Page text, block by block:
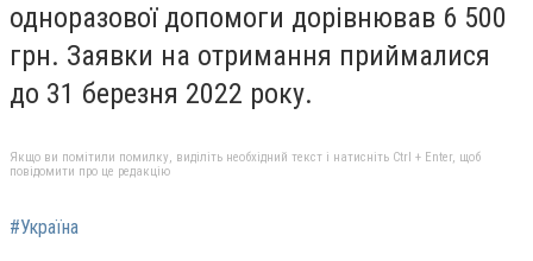
одноразової допомоги дорівнював 6 500
грн. Заявки на отримання приймалися
до 31 березня 2022 року.
Якщо ви помітили помилку, виділіть необхідний текст і натисніть Ctrl + Enter, щоб
повідомити про це редакцію
#Україна